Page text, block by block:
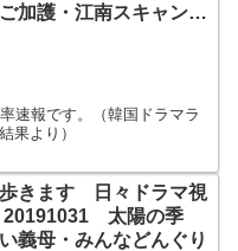
加護・江南スキャンダ
速報です。（韓国ドラマラ
果より）
きます 日々ドラマ視
20191031 太陽の季
義母・みんなどんぐり